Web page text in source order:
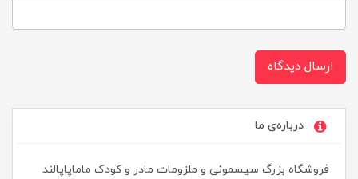
ارسال دیدگاه
درباره‌ی ما
فروشگاه بزرگ سیسمونی و ملزومات مادر و کودک ماماپاپالند